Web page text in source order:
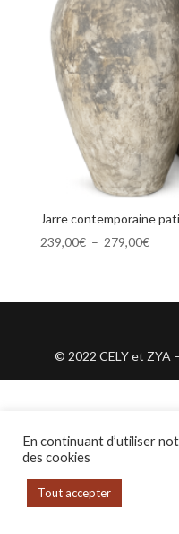
Jarre contemporaine
239,00€ – 279,00€Plage
© 2022 CELY et ZYA –
En continuant d’utiliser
des cookies
Tout accepter